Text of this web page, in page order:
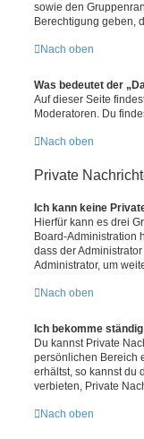
sowie den
Berechtigung geben,
Nach oben
Was bedeutet der
Auf dieser Seite
Moderatoren. Du
Nach oben
Private
Ich kann keine
Hierfür kann es drei
Board-Administration
dass der
Administrator, um
Nach oben
Ich bekomme
Du kannst Private
persönlichen Bereich
erhältst, so kannst du
verbieten, Private
Nach oben